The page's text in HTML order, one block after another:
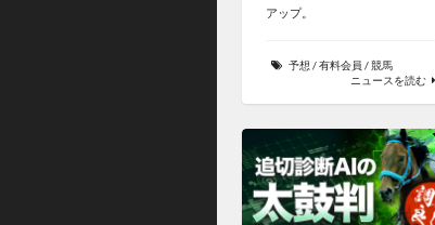
アップ。
予想 /有料会員 /競馬
ニュースを読む